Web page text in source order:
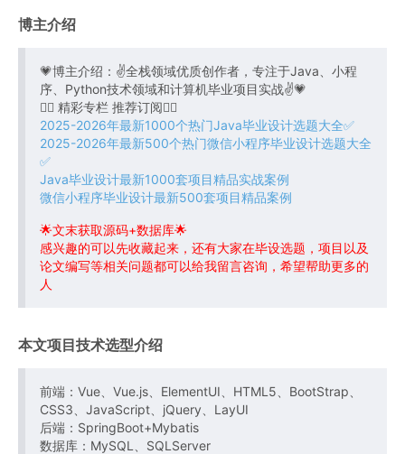
博主介绍
💗博主介绍：✌全栈领域优质创作者，专注于Java、小程
序、Python技术领域和计算机毕业项目实战✌💗
👇🏻 精彩专栏 推荐订阅👇🏻
2025-2026年最新1000个热门Java毕业设计选题大全✅
2025-2026年最新500个热门微信小程序毕业设计选题大全
✅
Java毕业设计最新1000套项目精品实战案例
微信小程序毕业设计最新500套项目精品案例
🌟文末获取源码+数据库🌟
感兴趣的可以先收藏起来，还有大家在毕设选题，项目以及
论文编写等相关问题都可以给我留言咨询，希望帮助更多的
人
本文项目技术选型介绍
前端：Vue、Vue.js、ElementUI、HTML5、BootStrap、
CSS3、JavaScript、jQuery、LayUI
后端：SpringBoot+Mybatis
数据库：MySQL、SQLServer